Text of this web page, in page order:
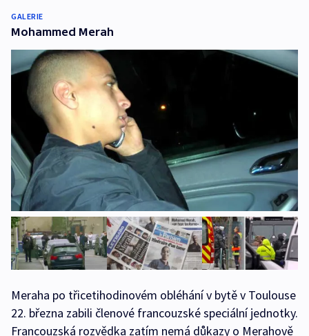
GALERIE
Mohammed Merah
Meraha po třicetihodinovém obléhání v bytě v Toulouse
22. března zabili členové francouzské speciální jednotky.
Francouzská rozvědka zatím nemá důkazy o Merahově